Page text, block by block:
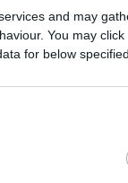
and may
You may
for below
Az